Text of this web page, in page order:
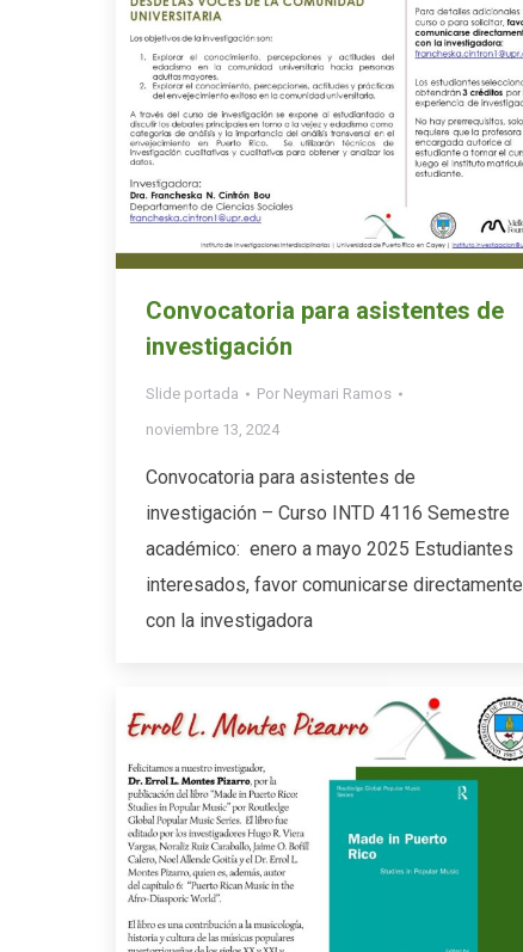
Convocatoria para asistentes de
investigación
Slide portada Por Neymari Ramos
noviembre 13, 2024
Convocatoria para asistentes de
investigación – Curso INTD 4116 Semestre
académico: enero a mayo 2025 Estudiantes
interesados, favor comunicarse directamente
con la investigadora